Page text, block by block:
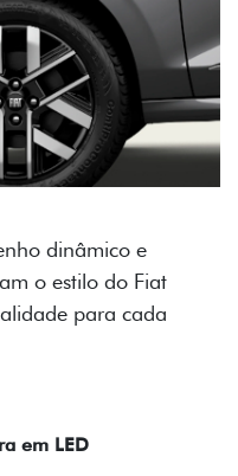
dinâmico e
o estilo do Fiat
para cada
em LED